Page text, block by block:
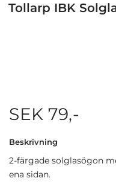
Tollarp IBK
SEK 79,-
Beskrivning
2-färgade solglasögon
ena sidan.